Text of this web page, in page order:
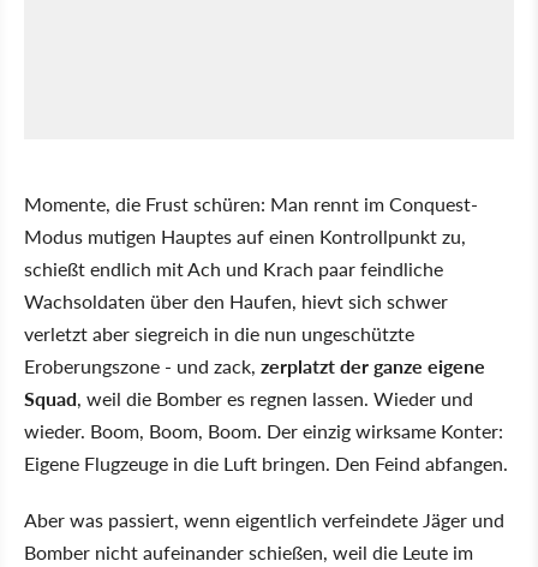
Momente, die Frust schüren: Man rennt im Conquest-
Modus mutigen Hauptes auf einen Kontrollpunkt zu,
schießt endlich mit Ach und Krach paar feindliche
Wachsoldaten über den Haufen, hievt sich schwer
verletzt aber siegreich in die nun ungeschützte
Eroberungszone - und zack, zerplatzt der ganze eigene
Squad, weil die Bomber es regnen lassen. Wieder und
wieder. Boom, Boom, Boom. Der einzig wirksame Konter:
Eigene Flugzeuge in die Luft bringen. Den Feind abfangen.
Aber was passiert, wenn eigentlich verfeindete Jäger und
Bomber nicht aufeinander schießen, weil die Leute im